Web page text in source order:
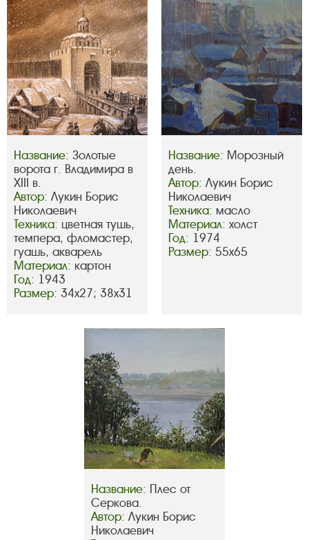
Название: Золотые
ворота г. Владимира в
XIII в.
Автор: Лукин Борис
Николаевич
Техника: цветная тушь,
темпера, фломастер,
гуашь, акварель
Материал: картон
Год: 1943
Размер: 34х27; 38х31
Название: Морозный
день.
Автор: Лукин Борис
Николаевич
Техника: масло
Материал: холст
Год: 1974
Размер: 55х65
Название: Плес от
Серкова.
Автор: Лукин Борис
Николаевич